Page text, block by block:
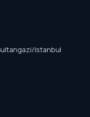
Istanbul